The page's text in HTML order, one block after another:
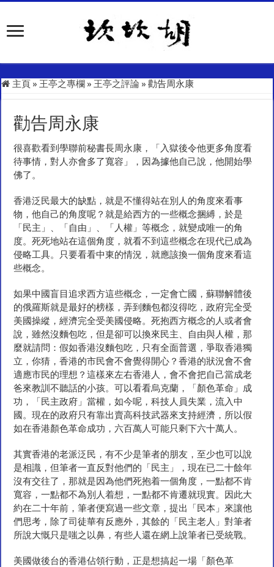
主頁 » 王亭之專欄 » 王亭之評論 » 勸告周永康
勸告周永康
很喜歡看到學聯前秘書長周永康，「入獄後令他更多角度看
待事情，對人亦會多了寬容」，因為據他自己說，他開始學
佛了。
香港泛民最大的缺點，就是不懂得站在別人的角度來看事
物，他自己的角度呢？就是給西方的一些概念捆縛，於是
「民主」、「自由」、「人權」等概念，就變成唯一的角
度。死死地站在這個角度，就看不到這些概念在現代已成為
侵略工具。只要看看中東的情況，就應該換一個角度來看這
些概念。
如果中國盲目追求西方這些概念，一定會亡國，蘇聯解體後
的俄羅斯就是最好的榜樣，弄到麵包都沒得吃，政府完全受
美國操縱，經濟完全受美國侵略。死抱西方概念的人或者會
說，雖然沒麵包吃，但是卻可以換來民主、自由與人權，那
麼就請問：假如香港沒麵包吃，只有全面普選，爭取香港獨
立，你猜，香港的市民會不會覺得開心？香港的狀況會不會
適應市民的理想？這樣來左右香港人，會不會把自己當成老
爸來教訓不聽話的小孩。可以看看烏克蘭，「顏色革命」成
功，「民主政府」當權，如今呢，科技人員失業，流入中
國。現在的政府只有靠出賣高科技武器來支持經濟，所以假
如在香港顏色革命成功，六百萬人可能只剩下六十萬人。
其實香港的老派泛民，有不少是筆者的朋友，至少也可以說
是相識，但筆者一直反對他們的「民主」，現在已二十餘年
沒有交往了，那就是因為他們死抱着一個角度，一點都不肯
寬容，一點都不為別人着想，一點都不肯遷就現實。因此大
約在二十年前，筆者便寫過一些文章，提出「民本」來讓他
們思考，除了司徒華有反應外，其餘的「民主老人」對筆者
所說大慨只是嗤之以鼻，有些人還在網上說筆者已受統戰。
美國做後台的香港佔領行動，正是想搞起一場「顏色革